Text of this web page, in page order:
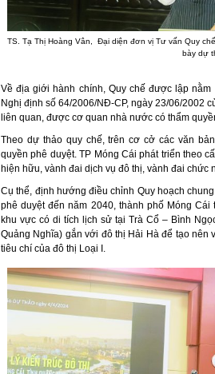
TS. Tạ Thị Hoàng Vân, Đại diện đơn vị Tư vấn Quy
bày dự
Về địa giới hành chính, Quy chế được lập
Nghị định số 64/2006/NĐ-CP, ngày 23/06/2002
liên quan, được cơ quan nhà nước có thẩm
Theo dự thảo quy chế, trên cơ cở các văn
quyền phê duyệt. TP Móng Cái phát triển theo
hiện hữu, vành đai dịch vụ đô thị, vành đai chức
Cụ thể, định hướng điều chỉnh Quy hoạch
phê duyệt đến năm 2040, thành phố Móng
khu vực có di tích lịch sử tại Trà Cổ – Bình
Quảng Nghĩa) gắn với đô thị Hải Hà để tạo
tiêu chí của đô thị Loại I.